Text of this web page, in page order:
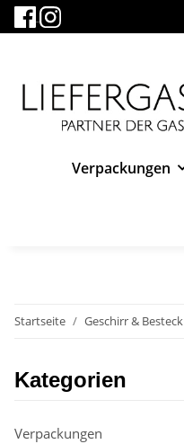
Verpackungen
Startseite Geschirr & Besteck
Kategorien
Verpackungen